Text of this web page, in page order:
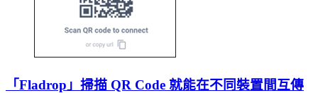
「Fladrop」掃描 QR Code 就能在不同裝置間互傳